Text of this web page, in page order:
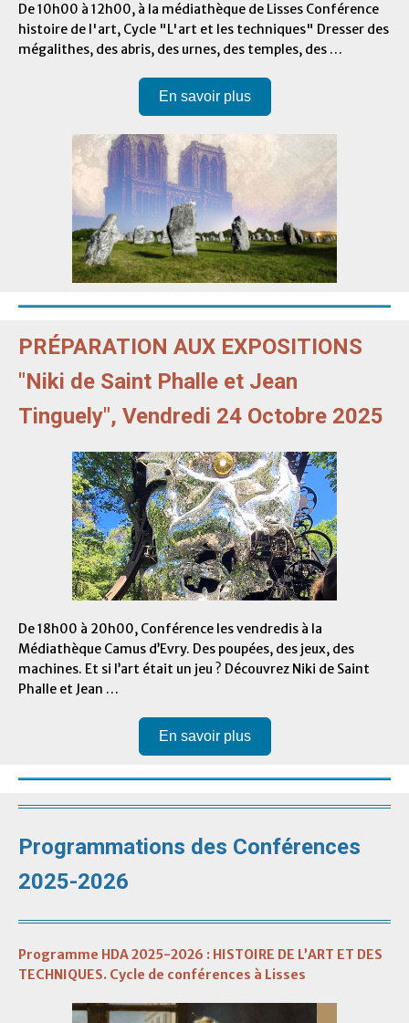
De 10h00 à 12h00, à la médiathèque de Lisses Conférence
histoire de l'art, Cycle "L'art et les techniques" Dresser des
mégalithes, des abris, des urnes, des temples, des …
En savoir plus
PRÉPARATION AUX EXPOSITIONS
"Niki de Saint Phalle et Jean
Tinguely", Vendredi 24 Octobre 2025
De 18h00 à 20h00, Conférence les vendredis à la
Médiathèque Camus d’Evry. Des poupées, des jeux, des
machines. Et si l’art était un jeu ? Découvrez Niki de Saint
Phalle et Jean …
En savoir plus
Programmations des Conférences
2025-2026
Programme HDA 2025-2026 : HISTOIRE DE L’ART ET DES
TECHNIQUES. Cycle de conférences à Lisses